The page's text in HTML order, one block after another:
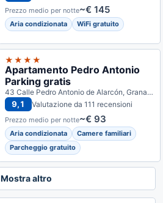
Prezzo medio per notte~€ 145
Aria condizionata WiFi gratuito
★★★★
Apartamento Pedro Antonio
Parking gratis
43 Calle Pedro Antonio de Alarcón, Granada, Spagna
9,1 Valutazione da 111 recensioni
Prezzo medio per notte~€ 93
Aria condizionata
Camere familiari
Parcheggio gratuito
Mostra altro